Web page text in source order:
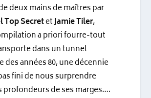
deux mains de maîtres par
Top SecretetJamie Tiler,
a priori fourre-tout
dans un tunnel
des années 80, une décennie
fini de nous surprendre
profondeurs de ses marges….